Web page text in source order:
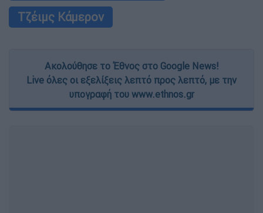
Τζέιμς Κάμερον
Ακολούθησε το Έθνος στο Google News!
Live όλες οι εξελίξεις λεπτό προς λεπτό, με την
υπογραφή του www.ethnos.gr